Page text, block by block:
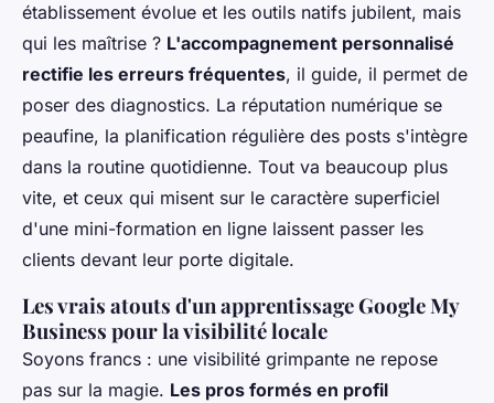
établissement évolue et les outils natifs jubilent, mais
qui les maîtrise ? L'accompagnement personnalisé
rectifie les erreurs fréquentes, il guide, il permet de
poser des diagnostics. La réputation numérique se
peaufine, la planification régulière des posts s'intègre
dans la routine quotidienne. Tout va beaucoup plus
vite, et ceux qui misent sur le caractère superficiel
d'une mini-formation en ligne laissent passer les
clients devant leur porte digitale.
Les vrais atouts d'un apprentissage Google My
Business pour la visibilité locale
Soyons francs : une visibilité grimpante ne repose
pas sur la magie. Les pros formés en profil